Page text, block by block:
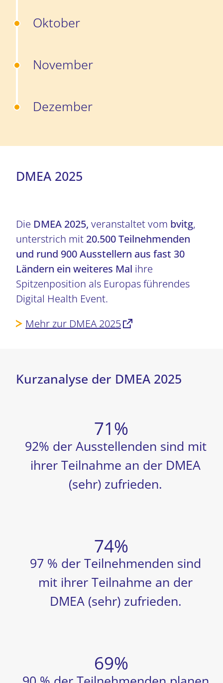
Oktober
November
Dezember
DMEA 2025
Die DMEA 2025, veranstaltet vom bvitg,
unterstrich mit 20.500 Teilnehmenden
und rund 900 Ausstellern aus fast 30
Ländern ein weiteres Mal ihre
Spitzenposition als Europas führendes
Digital Health Event.
Mehr zur DMEA 2025
Kurzanalyse der DMEA 2025
92% der Ausstellenden sind mit
ihrer Teilnahme an der DMEA
(sehr) zufrieden.
97 % der Teilnehmenden sind
mit ihrer Teilnahme an der
DMEA (sehr) zufrieden.